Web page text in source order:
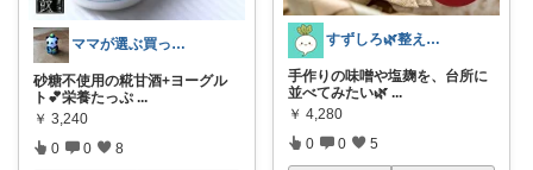
ママが選ぶ買ってよかった🌸育児🌸防災
砂糖不使用の糀甘酒+ヨーグル
ト💕栄養たっぷ ...
￥ 3,240
0 0 8
すずしろ🌿整えながら、ゆるく暮らす
手作りの味噌や塩麹を、台所に
並べてみたい🌿 ...
￥ 4,280
0 0 5